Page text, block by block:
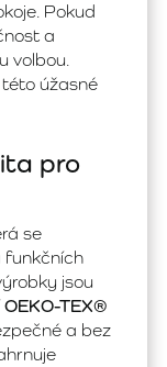
Pokud
a
volbou.
úžasné
pro
se
funkčních
jsou
OEKO-TEX®
a bez